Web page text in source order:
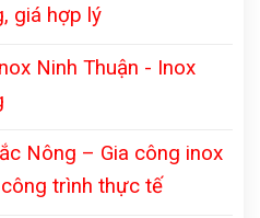
giá hợp lý
Ninh Thuận - Inox
Nông – Gia công inox
trình thực tế